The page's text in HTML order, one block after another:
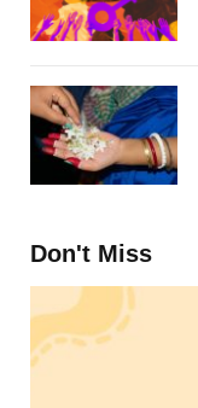
Don't Miss